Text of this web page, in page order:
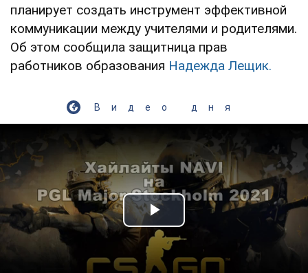
планирует создать инструмент эффективной
коммуникации между учителями и родителями.
Об этом сообщила защитница прав
работников образования Надежда Лещик.
Видео дня
Play Video